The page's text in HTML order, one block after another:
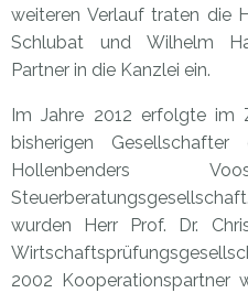
weiteren Verlauf traten die
Schlubat und Wilhelm
Partner in die Kanzlei ein.
Im Jahre 2012 erfolgte im
bisherigen
Hollenbenders
wurden Herr Prof. Dr.
2002 Kooperationspartner